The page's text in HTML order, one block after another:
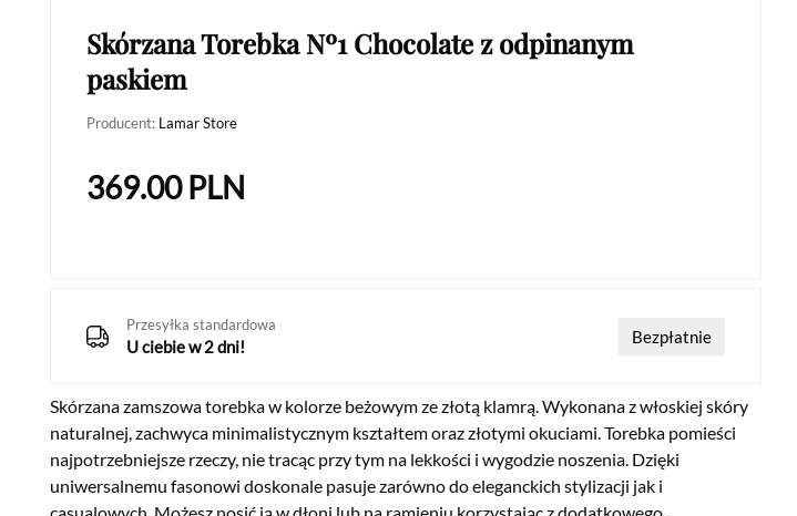
Skórzana Torebka Nº1 Chocolate z odpinanym
paskiem
Producent: Lamar Store
369.00PLN
Przesyłka standardowa
U ciebie w 2 dni!
Bezpłatnie
Skórzana zamszowa torebka w kolorze beżowym ze złotą klamrą. Wykonana z włoskiej skóry
naturalnej, zachwyca minimalistycznym kształtem oraz złotymi okuciami. Torebka pomieści
najpotrzebniejsze rzeczy, nie tracąc przy tym na lekkości i wygodzie noszenia. Dzięki
uniwersalnemu fasonowi doskonale pasuje zarówno do eleganckich stylizacji jak i